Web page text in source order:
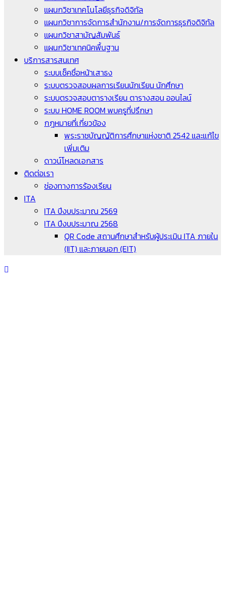
แผนกวิชาเทคโนโลยีธุรกิจดิจิทัล
แผนกวิชาการจัดการสำนักงาน/การจัดการธุรกิจดิจิทัล
แผนกวิชาสามัญสัมพันธ์
แผนกวิชาเทคนิคพื้นฐาน
บริการสารสนเทศ
ระบบเช็คชื่อหน้าเสาธง
ระบบตรวจสอบผลการเรียนนักเรียน นักศึกษา
ระบบตรวจสอบตารางเรียน ตารางสอน ออนไลน์
ระบบ HOME ROOM พบครูที่ปรึกษา
กฎหมายที่เกี่ยวข้อง
พระราชบัญญัติการศึกษาแห่งชาติ 2542 และแก้ไข
เพิ่มเติม
ดาวน์โหลดเอกสาร
ติดต่อเรา
ช่องทางการร้องเรียน
ITA
ITA ปีงบประมาณ 2569
ITA ปีงบประมาณ 2568
QR Code สถานศึกษาสำหรับผู้ประเมิน ITA ภายใน
(IIT) และภายนอก (EIT)